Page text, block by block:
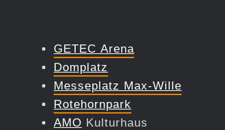
GETEC Arena
Domplatz
Messeplatz Max-Wille
Rotehornpark
AMO Kulturhaus